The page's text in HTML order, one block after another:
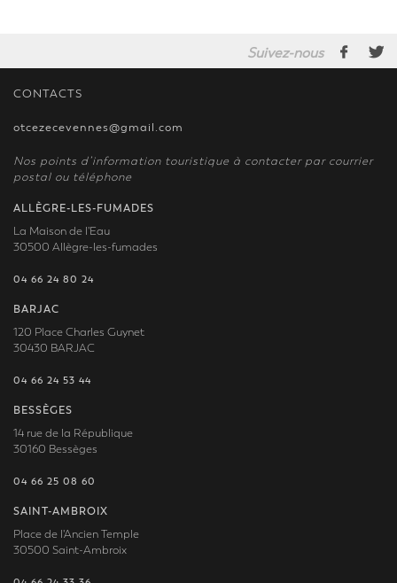
Suivez-nous
CONTACTS
otcezecevennes@gmail.com
Nos points d’information touristique à contacter par courrier
postal ou téléphone
ALLÈGRE-LES-FUMADES
La Maison de l'Eau
30500 Allègre-les-fumades
04 66 24 80 24
BARJAC
120 Place Charles Guynet
30430 BARJAC
04 66 24 53 44
BESSÈGES
14 rue de la République
30160 Bessèges
04 66 25 08 60
SAINT-AMBROIX
Place de l'Ancien Temple
30500 Saint-Ambroix